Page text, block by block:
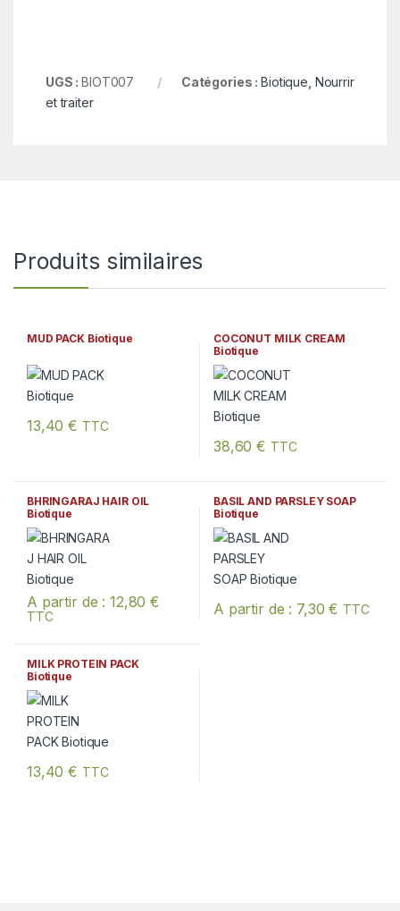
UGS :BIOT007 Catégories :Biotique Nourrir
et traiter
Produits similaires
MUD PACK Biotique
13,40€ TTC
COCONUT MILK CREAM
Biotique
38,60€ TTC
BHRINGARAJ HAIR OIL
Biotique
A partir de :12,80€
TTC
Ce produit a plusieurs variations. Les options peuvent être
BASIL AND PARSLEY SOAP
Biotique
A partir de : 7,30€ TTC
MILK PROTEIN PACK
Biotique
13,40€ TTC